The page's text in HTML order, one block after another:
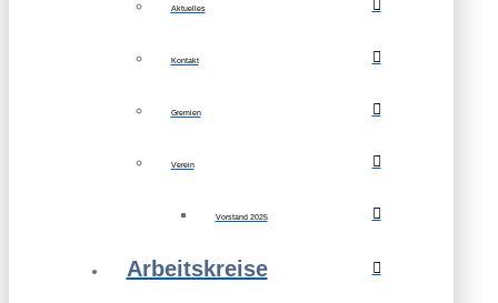
Aktuelles
Kontakt
Gremien
Verein
Vorstand 2025
Arbeitskreise